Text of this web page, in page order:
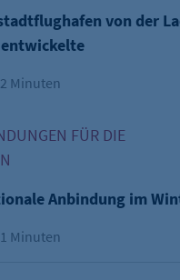
von der
Minuten
FÜR DIE
Anbindung im
Minuten